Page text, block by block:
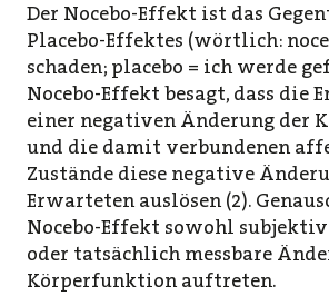
Der Nocebo-Effekt ist das
Placebo-Effektes (wörtlich:
schaden; placebo = ich werde
Nocebo-Effekt besagt, dass die
einer negativen Änderung der
und die damit verbundenen
Zustände diese negative
Erwarteten auslösen (2).
Nocebo-Effekt sowohl
oder tatsächlich messbare
Körperfunktion auftreten.